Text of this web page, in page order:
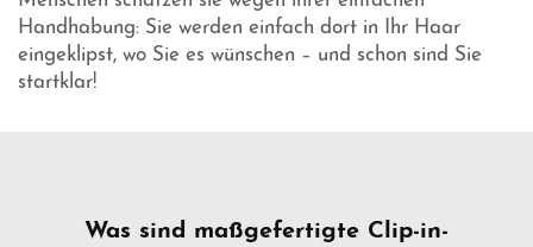
Handhabung: Sie werden einfach dort in Ihr Haar
eingeklipst, wo Sie es wünschen – und schon sind Sie
startklar!
Was sind maßgefertigte Clip-in-